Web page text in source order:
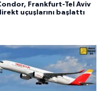
Frankfurt-Tel Aviv
uçuşlarını başlattı